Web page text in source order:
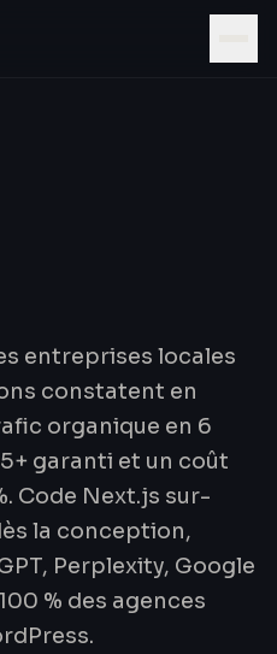
entreprises locales
constatent en
organique en 6
garanti et un coût
Code Next.js sur-
la conception,
Perplexity, Google
% des agences